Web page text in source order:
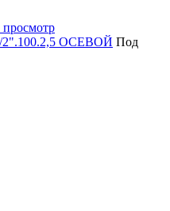
2".100.2,5 ОСЕВОЙ Под